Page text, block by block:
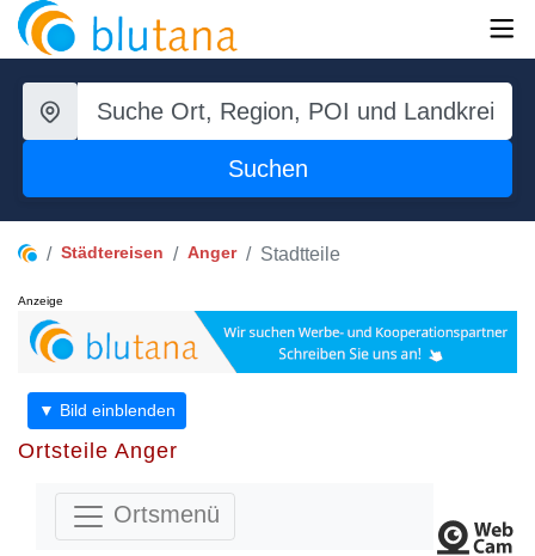
Suchen
Städtereisen Anger Stadtteile
Anzeige
▼ Bild einblenden
Ortsteile Anger
Ortsmenü